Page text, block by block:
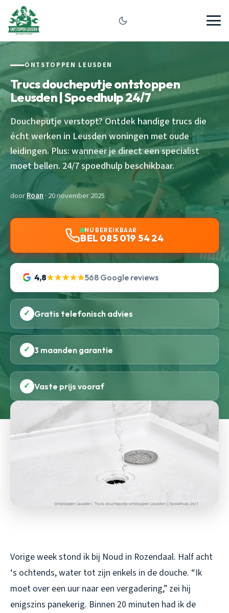
ONTSTOPPEN LEUSDEN
Trucs doucheputje ontstoppen
Leusden | Spoedhulp 24/7
Doucheputje verstopt? Ontdek handige trucs die
écht werken in Leusden woningen met oude
leidingen. Plus: wanneer je direct een specialist
moet bellen. 24/7 spoedhulp beschikbaar.
doorRoan · 20 november 2025
NU BEREIKBAAR
BEL 085 019 54 24
4,8★★★★★568 Google reviews
✓ Gratis telefonisch advies
✓ 3 maanden garantie
✓ Vaste prijs vooraf
Vorige week stond ik bij Noud in Rozendaal. Half acht
‘s ochtends, water tot zijn enkels in de douche. “Ik
moet over een uur naar een vergadering,” zei hij
enigszins panekerig. Binnen 20 minuten had ik de